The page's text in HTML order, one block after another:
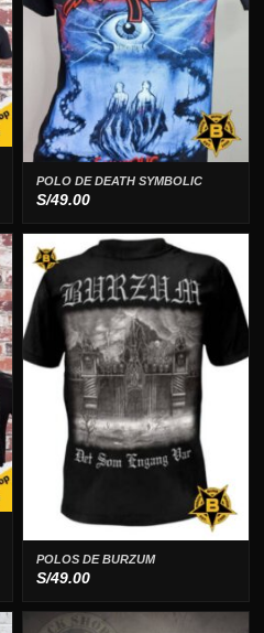
POLO DE DEATH SYMBOLIC
S/49.00
POLOS DE BURZUM
S/49.00